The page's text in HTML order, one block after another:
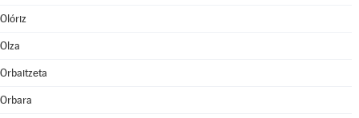
Olóriz
Olza
Orbaitzeta
Orbara